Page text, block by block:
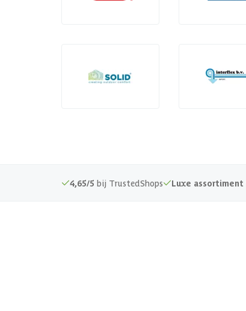
4,65/5 bij TrustedShops Luxe assortiment